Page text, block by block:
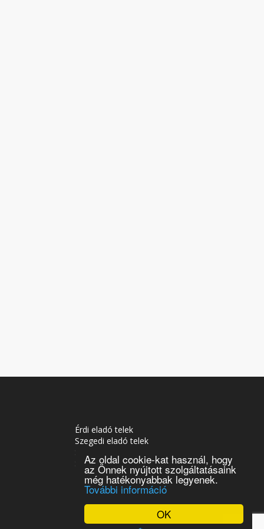
OK
Az oldal cookie-kat használ, hogy
az Önnek nyújtott szolgáltatásaink
még hatékonyabbak legyenek.
További információ
Érdi eladó telek
Szegedi eladó telek
Soproni eladó telek
Siófoki eladó telek
Tatabányai eladó telek